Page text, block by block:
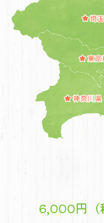
6,000円（